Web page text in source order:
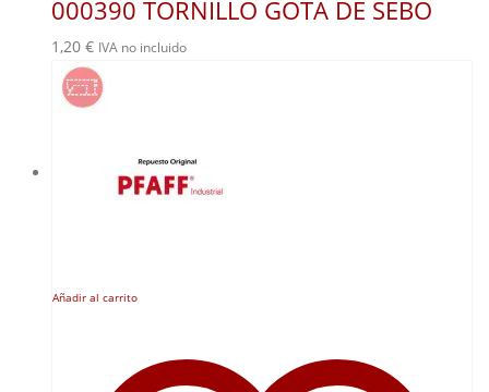
000390 TORNILLO GOTA DE SEBO
1,20 € IVA no incluido
Añadir al carrito